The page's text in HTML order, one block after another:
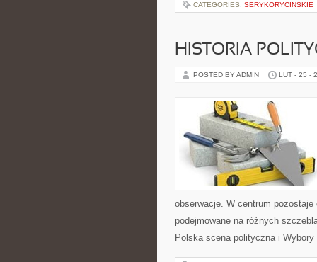
CATEGORIES: SERYKORYCINSKIE
HISTORIA
POSTED BY ADMIN LUT - 25 -
obserwacje. W centrum
podejmowane na różnych
Polska scena polityczna i